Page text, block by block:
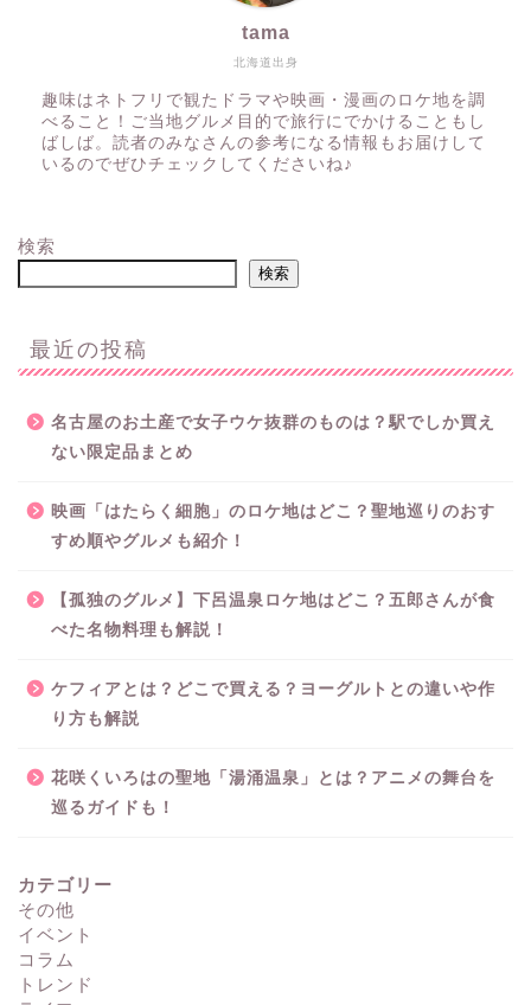
北海道出身
tama
趣味はネトフリで観たドラマや映画・漫画のロケ地を調
べること！ご当地グルメ目的で旅行にでかけることもし
ばしば。読者のみなさんの参考になる情報もお届けして
いるのでぜひチェックしてくださいね♪
検索
検索
最近の投稿
名古屋のお土産で女子ウケ抜群のものは？駅でしか買え
ない限定品まとめ
映画「はたらく細胞」のロケ地はどこ？聖地巡りのおす
すめ順やグルメも紹介！
【孤独のグルメ】下呂温泉ロケ地はどこ？五郎さんが食
べた名物料理も解説！
ケフィアとは？どこで買える？ヨーグルトとの違いや作
り方も解説
花咲くいろはの聖地「湯涌温泉」とは？アニメの舞台を
巡るガイドも！
カテゴリー
その他
イベント
コラム
トレンド